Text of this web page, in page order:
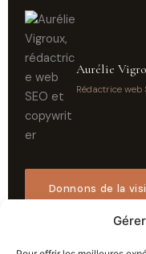
Aurélie
Rédactrice web
Donnons de la